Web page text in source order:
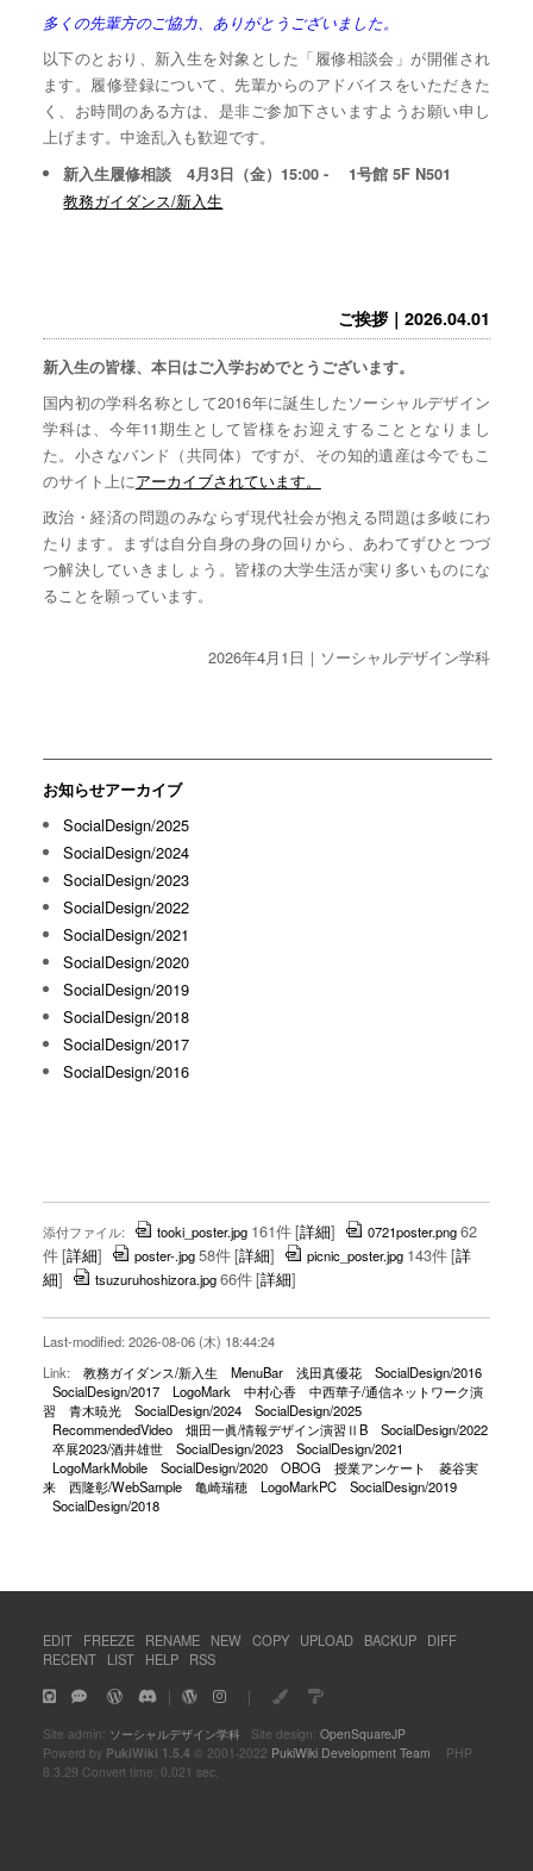
多くの先輩方のご協力、ありがとうございました。
以下のとおり、新入生を対象とした「履修相談会」が開催され
ます。履修登録について、先輩からのアドバイスをいただきた
く、お時間のある方は、是非ご参加下さいますようお願い申し
上げます。中途乱入も歓迎です。
新入生履修相談 4月3日（金）15:00 - 1号館 5F N501
教務ガイダンス/新入生
ご挨拶｜2026.04.01
新入生の皆様、本日はご入学おめでとうございます。
国内初の学科名称として2016年に誕生したソーシャルデザイン
学科は、今年11期生として皆様をお迎えすることとなりまし
た。小さなバンド（共同体）ですが、その知的遺産は今でもこ
のサイト上にアーカイブされています。
政治・経済の問題のみならず現代社会が抱える問題は多岐にわ
たります。まずは自分自身の身の回りから、あわてずひとつづ
つ解決していきましょう。皆様の大学生活が実り多いものにな
ることを願っています。
2026年4月1日｜ソーシャルデザイン学科
お知らせアーカイブ
SocialDesign/2025
SocialDesign/2024
SocialDesign/2023
SocialDesign/2022
SocialDesign/2021
SocialDesign/2020
SocialDesign/2019
SocialDesign/2018
SocialDesign/2017
SocialDesign/2016
添付ファイル: tooki_poster.jpg 161件[詳細] 0721poster.png62
件[詳細] poster-.jpg58件[詳細] picnic_poster.jpg 143件[詳
細] tsuzuruhoshizora.jpg66件[詳細]
Last-modified: 2026-08-06 (木) 18:44:24
Link:
教務ガイダンス/新入生 MenuBar 浅田真優花
SocialDesign/2016
SocialDesign/2017
LogoMark 中村心香
中西華子/通信ネットワーク演
習
青木暁光 SocialDesign/2024
SocialDesign/2025
RecommendedVideo
畑田一眞/情報デザイン演習ⅡB
SocialDesign/2022
卒展2023/酒井雄世
SocialDesign/2023
SocialDesign/2021
LogoMarkMobile
SocialDesign/2020 OBOG 授業アンケート
菱谷実
来
西隆彰/WebSample 亀崎瑞穂 LogoMarkPC
SocialDesign/2019
SocialDesign/2018
EDIT FREEZE RENAME NEW COPY UPLOAD BACKUP
DIFF
RECENT
LIST HELP RSS
｜ ｜
Site admin: ソーシャルデザイン学科Site design: OpenSquareJP
Powerd by PukiWiki 1.5.4 © 2001-2022 PukiWiki Development Team PHP
8.3.29 Convert time: 0.021 sec.